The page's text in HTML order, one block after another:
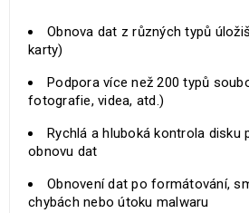
Obnova dat z různých typů
karty)
Podpora více než 200 typů
fotografie, videa, atd.)
Rychlá a hluboká kontrola disku
obnovu dat
Obnovení dat po formátování,
chybách nebo útoku malwaru